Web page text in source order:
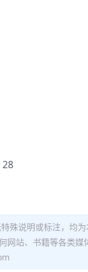
28
殊说明或标注，均
网站、书籍等各类